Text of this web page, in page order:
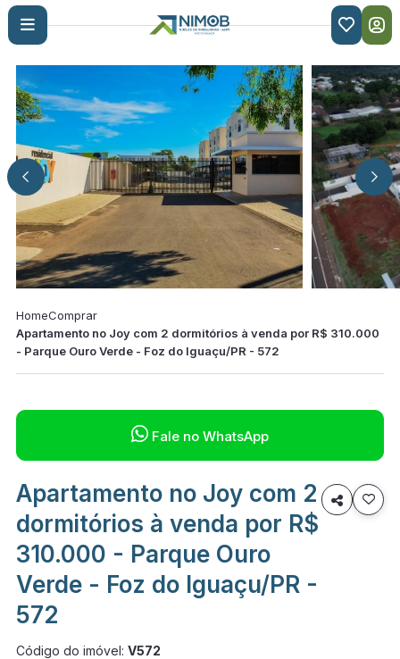

HomeComprar
Apartamento no Joy com 2 dormitórios à venda por R$ 310.000
- Parque Ouro Verde - Foz do Iguaçu/PR - 572
 Fale no WhatsApp
Apartamento no Joy com 2
dormitórios à venda por R$
310.000 - Parque Ouro
Verde - Foz do Iguaçu/PR -
572

Código do imóvel: V572